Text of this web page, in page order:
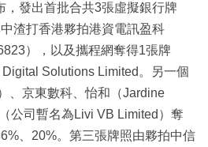
，發出首批合共3張虛擬銀行牌
渣打香港夥拍港資電訊盈科
），以及攜程網奪得1張牌
Solutions Limited。另一個
、京東數科、怡和（Jardine
公司暫名為Livi VB Limited）奪
、20%。第三張牌照由夥拍中信